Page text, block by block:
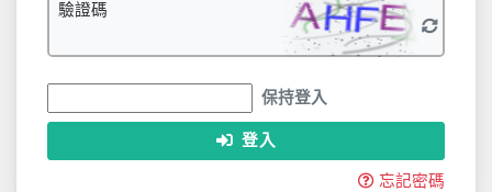
驗證碼
保持登入
登入
忘記密碼